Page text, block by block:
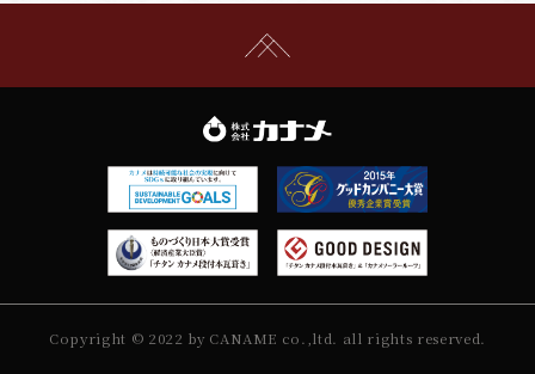
Copyright © 2022 by CANAME co.,ltd. all rights reserved.